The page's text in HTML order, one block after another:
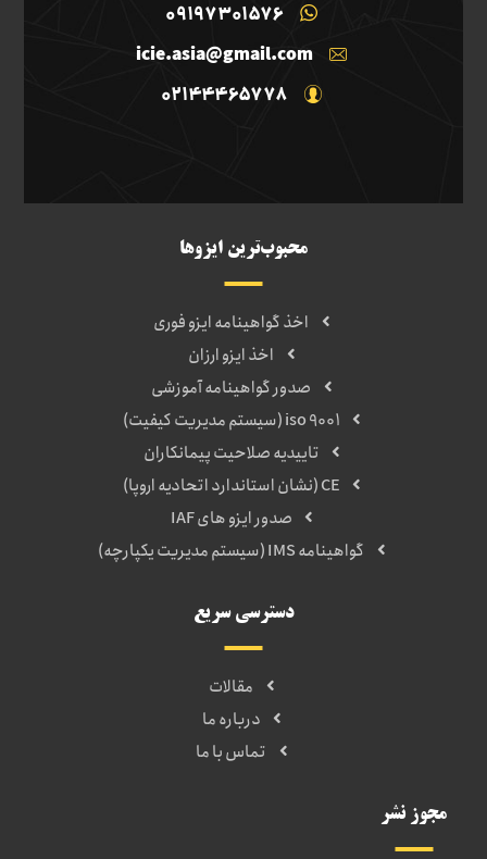
09197301576
icie.asia@gmail.com
02144465778
محبوب‌ترین ایزوها
اخذ گواهینامه ایزو فوری
اخذ ایزو ارزان
صدور گواهینامه آموزشی
iso 9001 (سیستم مدیریت کیفیت)
تاییدیه صلاحیت پیمانکاران
CE (نشان استاندارد اتحادیه اروپا)
صدور ایزو های IAF
گواهینامه IMS (سیستم مدیریت یکپارچه)
دسترسی سریع
مقالات
درباره ما
تماس با ما
مجوز نشر